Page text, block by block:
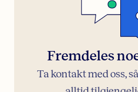
Fremdeles
Ta kontakt med oss,